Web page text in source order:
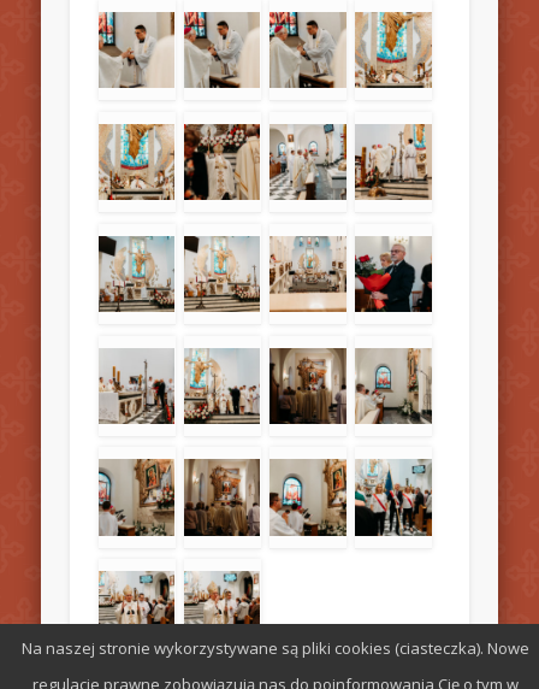
Na naszej stronie wykorzystywane są pliki cookies (ciasteczka). Nowe
regulacje prawne zobowiązują nas do poinformowania Cię o tym w